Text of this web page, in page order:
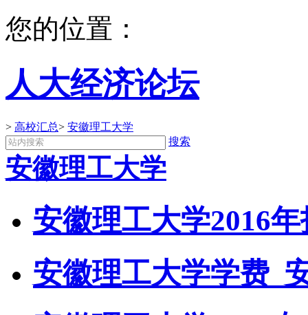
您的位置：
人大经济论坛
> 高校汇总> 安徽理工大学
搜索
安徽理工大学
安徽理工大学2016
安徽理工大学学费_